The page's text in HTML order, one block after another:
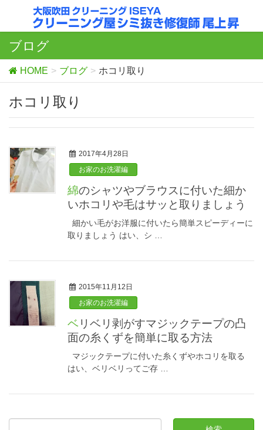
ブログ
HOME ブログ ホコリ取り
ホコリ取り
2017年4月28日
お家のお洗濯編
綿のシャツやブラウスに付いた細か
いホコリや毛はサッと取りましょう
細かい毛がお洋服に付いたら簡単スピーディーに
取りましょう はい、シ …
2015年11月12日
お家のお洗濯編
ベリベリ剥がすマジックテープの凸
面の糸くずを簡単に取る方法
マジックテープに付いた糸くずやホコリを取る
はい、ベリベリってご存 …